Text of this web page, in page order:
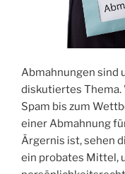
Abmahnungen sind
diskutiertes Thema.
Spam bis zum
einer Abmahnung
Ärgernis ist, sehen
ein probates Mittel,